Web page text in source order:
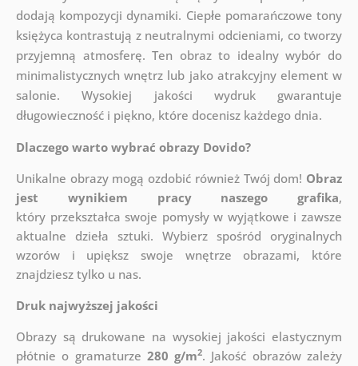
dodają kompozycji dynamiki. Ciepłe pomarańczowe tony
księżyca kontrastują z neutralnymi odcieniami, co tworzy
przyjemną atmosferę. Ten obraz to idealny wybór do
minimalistycznych wnętrz lub jako atrakcyjny element w
salonie. Wysokiej jakości wydruk gwarantuje
długowieczność i piękno, które docenisz każdego dnia.
Dlaczego warto wybrać obrazy Dovido?
Unikalne obrazy mogą ozdobić również Twój dom! Obraz
jest wynikiem pracy naszego grafika,
który przekształca swoje pomysły w wyjątkowe i zawsze
aktualne dzieła sztuki. Wybierz spośród oryginalnych
wzorów i upiększ swoje wnętrze obrazami, które
znajdziesz tylko u nas.
Druk najwyższej jakości
Obrazy są drukowane na wysokiej jakości elastycznym
płótnie o gramaturze 280 g/m2. Jakość obrazów zależy